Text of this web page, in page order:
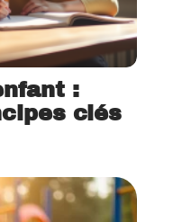
:
clés